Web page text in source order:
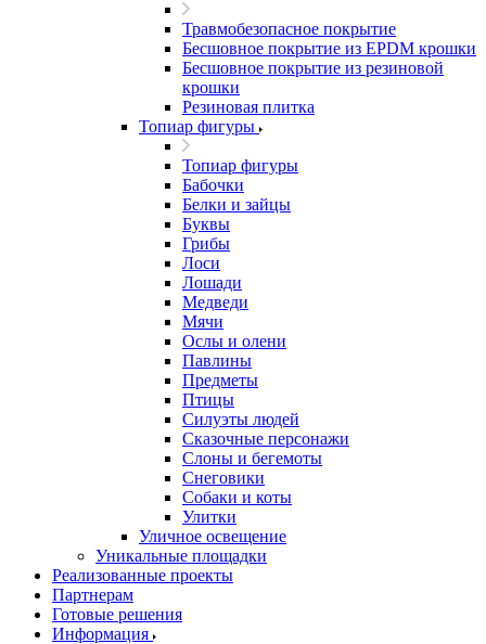
Травмобезопасное покрытие
Бесшовное покрытие из EPDM крошки
Бесшовное покрытие из резиновой
крошки
Резиновая плитка
Топиар фигуры
Топиар фигуры
Бабочки
Белки и зайцы
Буквы
Грибы
Лоси
Лошади
Медведи
Мячи
Ослы и олени
Павлины
Предметы
Птицы
Силуэты людей
Сказочные персонажи
Слоны и бегемоты
Снеговики
Собаки и коты
Улитки
Уличное освещение
Уникальные площадки
Реализованные проекты
Партнерам
Готовые решения
Информация